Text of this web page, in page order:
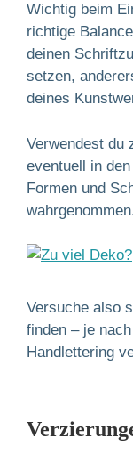
Wichtig beim
richtige
deinen
setzen,
deines
Verwendest du
eventuell in
Formen und
Versuche also
finden – je
Handlettering